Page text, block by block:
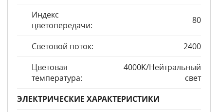
Индекс
цветопередачи:
80
Световой поток:
2400
Цветовая
температура:
4000K/Нейтральный
свет
ЭЛЕКТРИЧЕСКИЕ ХАРАКТЕРИСТИКИ